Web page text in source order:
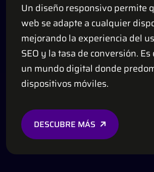
Un diseño responsivo permite
web se adapte a cualquier
mejorando la experiencia del
SEO y la tasa de conversión.
un mundo digital donde
dispositivos móviles.
DESCUBRE MÁS